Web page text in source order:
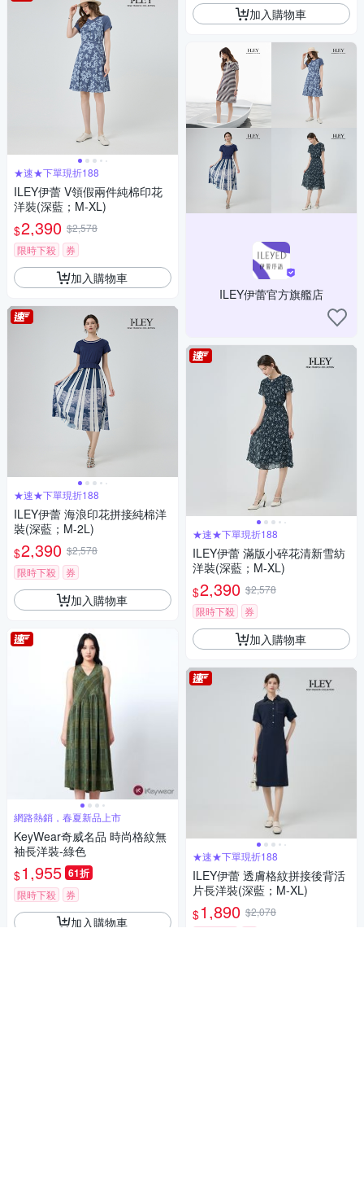
★速★下單現折188
ILEY伊蕾 V領假兩件純棉印花
洋裝(深藍；M-XL)
$2,390 $2,578
限時下殺
券
加入購物車
★速★下單現折188
ILEY伊蕾 海浪印花拼接純棉洋
裝(深藍；M-2L)
$2,390 $2,578
限時下殺
券
加入購物車
網路熱銷，春夏新品上市
KeyWear奇威名品 時尚格紋無
袖長洋裝-綠色
$1,955 61折
限時下殺 券
加入購物車
加入購物車
ILEY伊蕾官方旗艦店
★速★下單現折188
ILEY伊蕾 滿版小碎花清新雪紡
洋裝(深藍；M-XL)
$2,390 $2,578
限時下殺
券
加入購物車
★速★下單現折188
ILEY伊蕾 透膚格紋拼接後背活
片長洋裝(深藍；M-XL)
$1,890 $2,078